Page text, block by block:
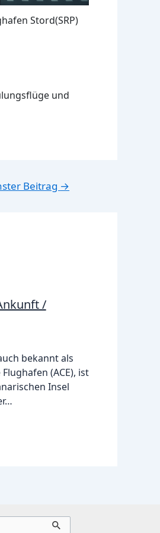
Stord(SRP)
und
Beitrag →
/
bekannt als
(ACE), ist
Insel